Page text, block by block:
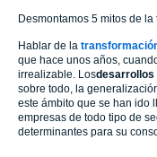
Desmontamos 5 mitos de
Hablar de la
que hace unos años,
irrealizable. Losdesarrollos
sobre todo, la
este ámbito que se han ido
empresas de todo tipo de
determinantes para su